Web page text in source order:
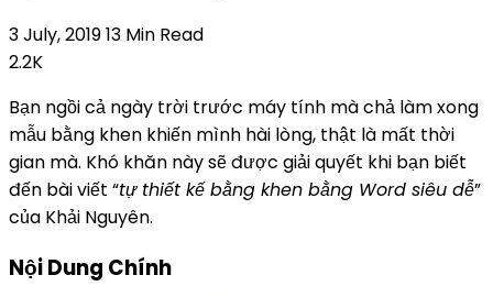
3 July, 201913 Min Read
2.2K
Bạn ngồi cả ngày trời trước máy tính mà chả làm xong
mẫu bằng khen khiến mình hài lòng, thật là mất thời
gian mà. Khó khăn này sẽ được giải quyết khi bạn biết
đến bài viết “tự thiết kế bằng khen bằng Word siêu dễ”
của Khải Nguyên.
Nội Dung Chính